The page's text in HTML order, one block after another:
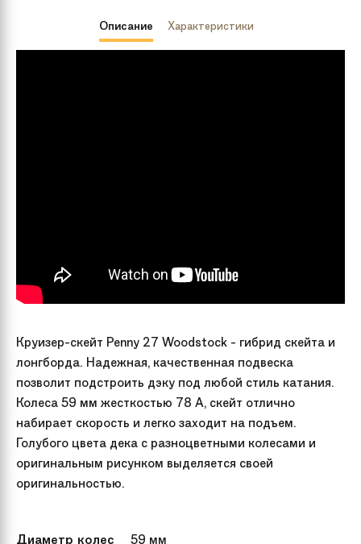
Описание Характеристики
Круизер-скейт Penny 27 Woodstock - гибрид скейта и
лонгборда. Надежная, качественная подвеска
позволит подстроить дэку под любой стиль катания.
Колеса 59 мм жесткостью 78 A, скейт отлично
набирает скорость и легко заходит на подъем.
Голубого цвета дека с разноцветными колесами и
оригинальным рисунком выделяется своей
оригинальностью.
Диаметр колес 59 мм